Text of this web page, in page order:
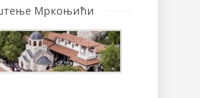
Мркоњићи